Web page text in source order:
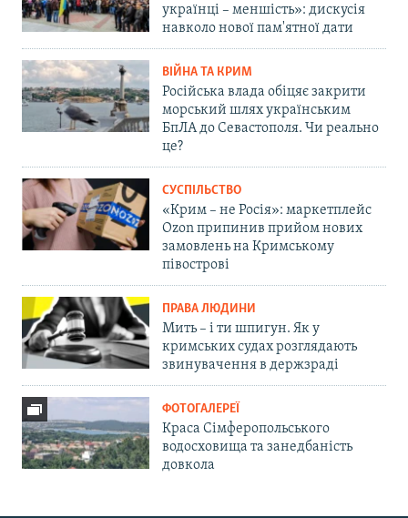
українці – меншість»: дискусія
навколо нової пам'ятної дати
ВІЙНА ТА КРИМ
Російська влада обіцяє закрити
морський шлях українським
БпЛА до Севастополя. Чи реально
це?
СУСПІЛЬСТВО
«Крим – не Росія»: маркетплейс
Ozon припинив прийом нових
замовлень на Кримському
півострові
ПРАВА ЛЮДИНИ
Мить – і ти шпигун. Як у
кримських судах розглядають
звинувачення в держзраді
ФОТОГАЛЕРЕЇ
Краса Сімферопольського
водосховища та занедбаність
довкола